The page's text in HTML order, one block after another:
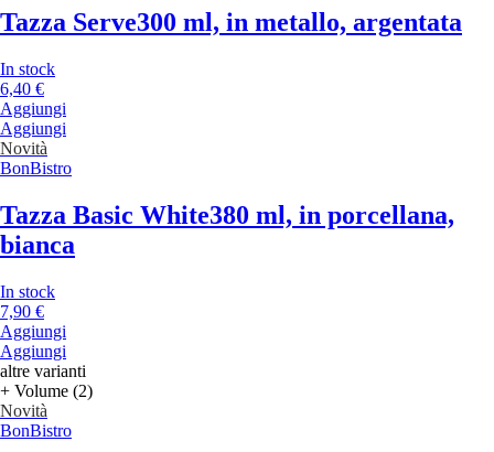
Tazza Serve300 ml, in metallo, argentata
In stock
6,40 €
Aggiungi
Aggiungi
Novità
BonBistro
Tazza Basic White380 ml, in porcellana,
bianca
In stock
7,90 €
Aggiungi
Aggiungi
altre varianti
+ Volume (2)
Novità
BonBistro